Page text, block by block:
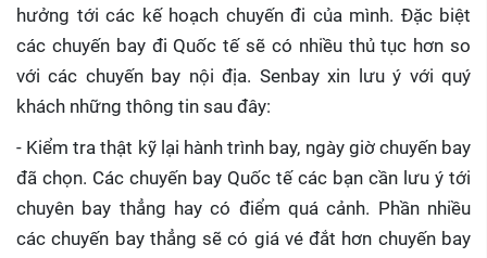
hưởng tới các kế hoạch chuyến đi của mình. Đặc biệt
các chuyến bay đi Quốc tế sẽ có nhiều thủ tục hơn so
với các chuyến bay nội địa. Senbay xin lưu ý với quý
khách những thông tin sau đây:
- Kiểm tra thật kỹ lại hành trình bay, ngày giờ chuyến bay
đã chọn. Các chuyến bay Quốc tế các bạn cần lưu ý tới
chuyên bay thẳng hay có điểm quá cảnh. Phần nhiều
các chuyến bay thẳng sẽ có giá vé đắt hơn chuyến bay